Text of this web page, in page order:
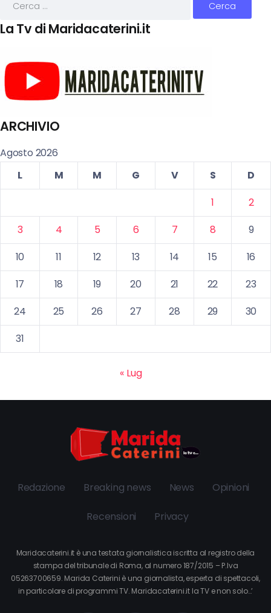
La Tv di Maridacaterini.it
ARCHIVIO
Agosto 2026
L
M M G V S
D
1
2
3
4 5 6 7 8
9
10
11 12 13 14 15
16
17
18 19 20 21 22
23
24
25 26 27 28 29
30
31
« Lug
Redazione Breaking news News Opinioni
Recensioni Privacy
Maridacaterini.it è una testata giornalistica iscritta al registro della
stampa del tribunale di Roma, al numero 187/2015 – P.Iva
05263700659. Marida Caterini è una giornalista, esperta di spettacoli,
in particolare di programmi TV. Maridacaterini.it la TV e non solo…’